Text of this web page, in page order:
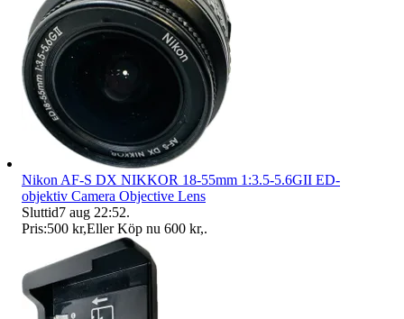
Nikon AF-S DX NIKKOR 18-55mm 1:3.5-5.6GII ED-
objektiv Camera Objective Lens
Sluttid7 aug 22:52.
Pris:500 kr,Eller Köp nu 600 kr,.